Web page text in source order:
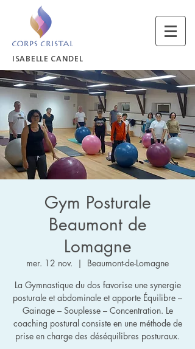
ISABELLE CANDEL
Gym Posturale
Beaumont de
Lomagne
mer. 12 nov.
  |
Beaumont-de-Lomagne
La Gymnastique du dos favorise une synergie
posturale et abdominale et apporte Équilibre –
Gainage – Souplesse – Concentration. Le
coaching postural consiste en une méthode de